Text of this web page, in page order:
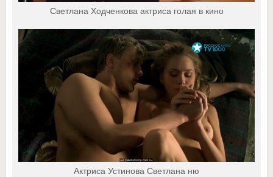
Светлана Ходченкова актриса голая в кино
Актриса Устинова Светлана ню